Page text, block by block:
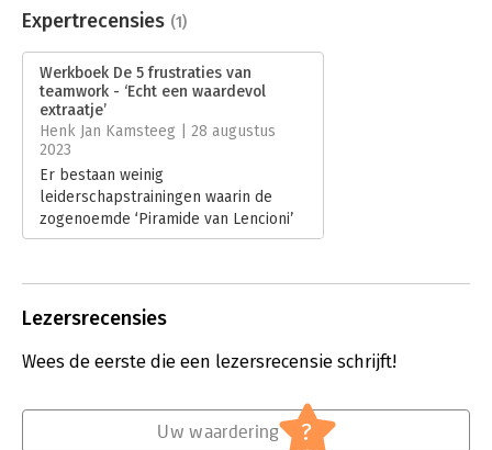
Bestandsformaat:
epub
Uitgever:
Business Contact
Druk:
1
Verschijningsdatum:
Hoofdrubriek:
Expertrecensies (1)
Werkboek De 5 frustraties van
teamwork - ‘Echt een waardevol
extraatje’
Henk Jan Kamsteeg | 28 augustus
2023
Er bestaan weinig
leiderschapstrainingen waarin de
zogenoemde ‘Piramide van Lencioni’
niet aan bod komt. En terecht. Patrick
zijn klassieker ‘De 5 frustraties van
teamwork’. Koop, lees en pas toe. Als
je wilt groeien. En je de moed hebt.
Lees verder
Lezersrecensies
Wees de eerste die een lezersrecensie schrijft!
Uw waardering ?